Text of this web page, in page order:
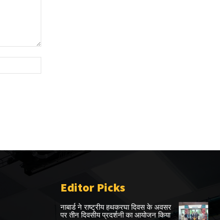
Editor Picks
नाबार्ड ने राष्ट्रीय हथकरघा दिवस के अवसर
पर तीन दिवसीय प्रदर्शनी का आयोजन किया